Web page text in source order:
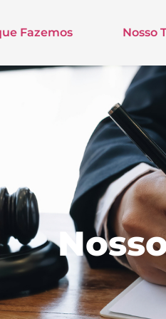
Fazemos Nosso